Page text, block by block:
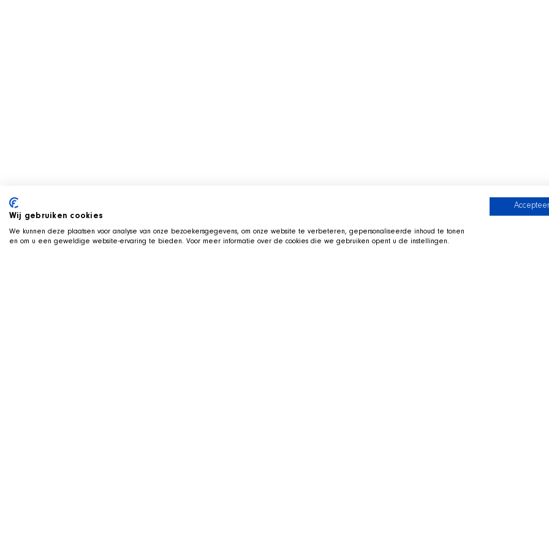
Wij gebruiken cookies
We kunnen deze plaatsen voor analyse van onze bezoekersgegevens, om onze website te verbeteren, gepersonaliseerde inhoud te tonen
en om u een geweldige website-ervaring te bieden. Voor meer informatie over de cookies die we gebruiken opent u de instellingen.